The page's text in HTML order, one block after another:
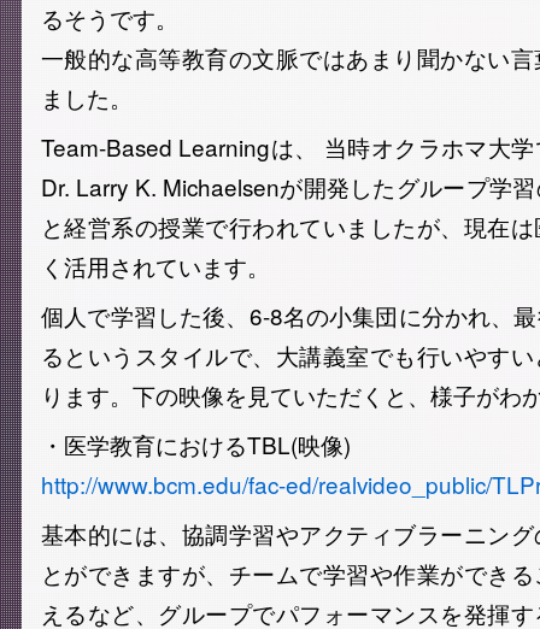
るそうです。
一般的な高等教育の文脈ではあまり聞かない
ました。
Team-Based Learningは、 当時オクラホマ大
Dr. Larry K. Michaelsenが開発したグループ学
と経営系の授業で行われていましたが、現在
く活用されています。
個人で学習した後、6-8名の小集団に分かれ、
るというスタイルで、大講義室でも行いやす
ります。下の映像を見ていただくと、様子がわ
・医学教育におけるTBL(映像)
http://www.bcm.edu/fac-ed/realvideo_public/
基本的には、協調学習やアクティブラーニン
とができますが、チームで学習や作業ができ
えるなど、グループでパフォーマンスを発揮